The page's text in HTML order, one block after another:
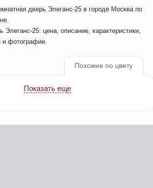
дверь Элеганс-25 в городе Москва по
Элеганс-25: цена, описание, характеристики,
и фотографии.
Похожие по цвету
Показать еще